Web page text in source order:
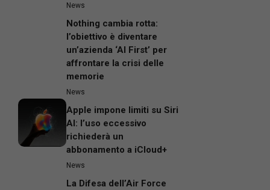
News
Nothing cambia rotta:
l’obiettivo è diventare
un’azienda ‘AI First’ per
affrontare la crisi delle
memorie
News
Apple impone limiti su Siri
AI: l’uso eccessivo
richiederà un
abbonamento a iCloud+
News
La Difesa dell’Air Force